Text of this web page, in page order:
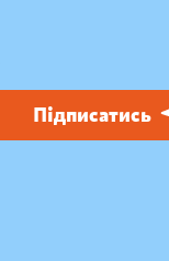
Підписатись